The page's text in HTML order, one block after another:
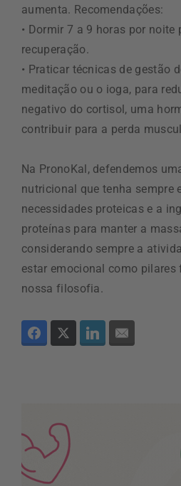
aumenta. Recomendações:
• Dormir 7 a 9 horas por
recuperação.
• Praticar técnicas de gestão
meditação ou o ioga, para
negativo do cortisol, uma
contribuir para a perda
Na PronoKal, defendemos
nutricional que tenha sempre
necessidades proteicas e a
proteínas para manter a
considerando sempre a
estar emocional como pilares
nossa filosofia.